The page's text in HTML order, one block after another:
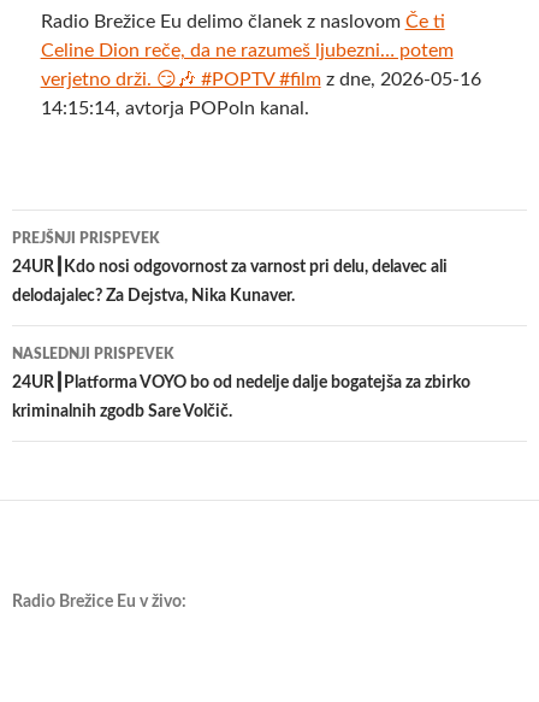
Radio Brežice Eu delimo članek z naslovom Če ti
Celine Dion reče, da ne razumeš ljubezni… potem
verjetno drži. 😏🎶 #POPTV #filmz dne, 2026-05-16
14:15:14, avtorja POPoln kanal.
Krmarjenje
po
prispevkih
PREJŠNJI PRISPEVEK
24UR┃Kdo nosi odgovornost za varnost pri delu, delavec ali
delodajalec? Za Dejstva, Nika Kunaver.
NASLEDNJI PRISPEVEK
24UR┃Platforma VOYO bo od nedelje dalje bogatejša za zbirko
kriminalnih zgodb Sare Volčič.
Radio Brežice Eu v živo: